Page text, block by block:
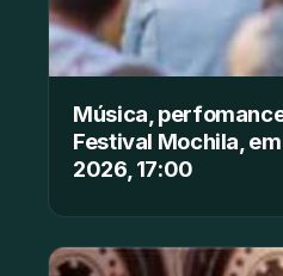
Música,
Festival Mochila,
2026, 17:00